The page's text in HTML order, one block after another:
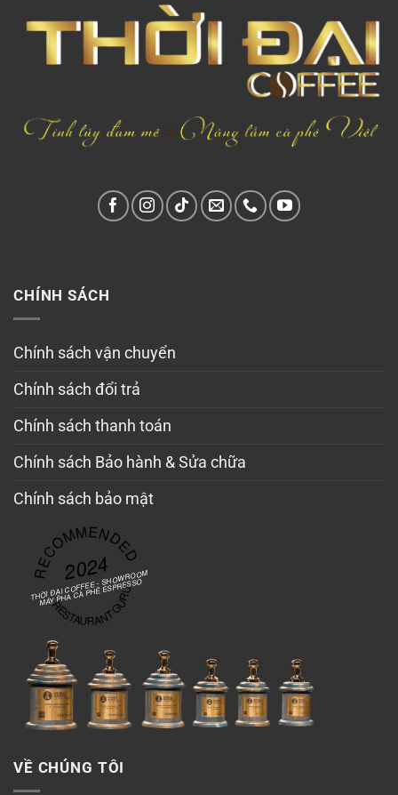
CHÍNH SÁCH
Chính sách vận chuyển
Chính sách đổi trả
Chính sách thanh toán
Chính sách Bảo hành & Sửa chữa
Chính sách bảo mật
RECOMMENDED
2024
THỜI ĐẠI COFFEE - SHOWROOM
MÁY PHA CÀ PHÊ ESPRESSO
RESTAURANT GURU
VỀ CHÚNG TÔI